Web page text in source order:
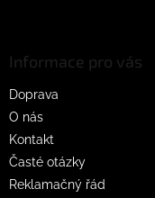
Informace pro vás
Doprava
O nás
Kontakt
Časté otázky
Reklamačný řád